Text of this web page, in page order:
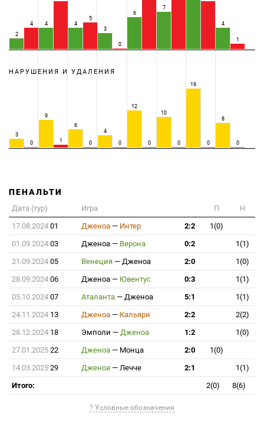
2
4 4 4
5
3
0
6
7
4
1
НАРУШЕНИЯ И УДАЛЕНИЯ
3
0
9
1
6
0
4
0
12
0
10
0
19
0
8
0
ПЕНАЛЬТИ
Дата (тур) Игра П
Н
17.08.2024 01 Дженоа — Интер 2:2
1(0)
01.09.2024 03 Дженоа — Верона 0:2
1(1)
21.09.2024 05 Венеция — Дженоа 2:0
1(0)
28.09.2024 06 Дженоа — Ювентус 0:3
1(1)
05.10.2024 07 Аталанта — Дженоа 5:1
1(1)
24.11.2024 13 Дженоа — Кальяри 2:2
2(2)
28.12.2024 18 Эмполи — Дженоа 1:2
1(0)
27.01.2025 22 Дженоа — Монца 2:0
1(0)
14.03.2025 29 Дженоа — Лечче 2:1
1(1)
Итого:
2(0) 8(6)
? Условные обозначения